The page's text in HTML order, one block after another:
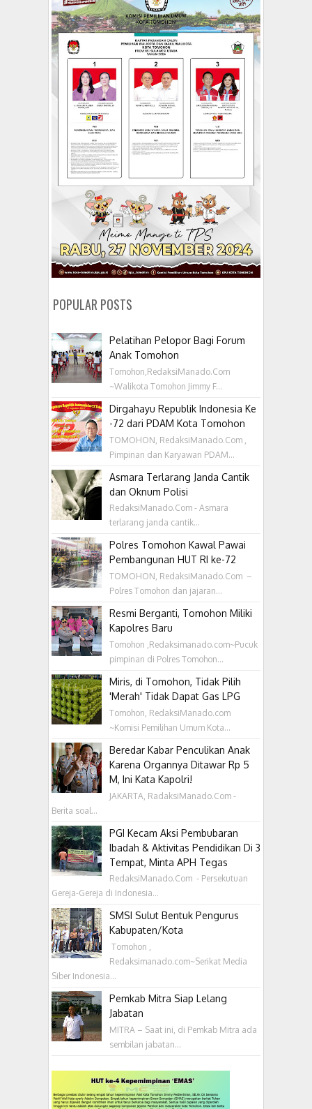
POPULAR POSTS
Pelatihan Pelopor Bagi Forum
Anak Tomohon
Tomohon,RedaksiManado.Com
~Walikota Tomohon Jimmy F...
Dirgahayu Republik Indonesia Ke
-72 dari PDAM Kota Tomohon
TOMOHON, RedaksiManado.Com ,
Pimpinan dan Karyawan PDAM...
Asmara Terlarang Janda Cantik
dan Oknum Polisi
RedaksiManado.Com - Asmara
terlarang janda cantik...
Polres Tomohon Kawal Pawai
Pembangunan HUT RI ke-72
TOMOHON, RedaksiManado.Com –
Polres Tomohon dan jajaran...
Resmi Berganti, Tomohon Miliki
Kapolres Baru
Tomohon ,Redaksimanado.com~Pucuk
pimpinan di Polres Tomohon...
Miris, di Tomohon, Tidak Pilih
'Merah' Tidak Dapat Gas LPG
Tomohon, RedaksiManado.com
~Komisi Pemilihan Umum Kota...
Beredar Kabar Penculikan Anak
Karena Organnya Ditawar Rp 5
M, Ini Kata Kapolri!
JAKARTA, RadaksiManado.Com -
Berita soal...
PGI Kecam Aksi Pembubaran
Ibadah & Aktivitas Pendidikan Di 3
Tempat, Minta APH Tegas
RedaksiManado.Com - Persekutuan
Gereja-Gereja di Indonesia...
SMSI Sulut Bentuk Pengurus
Kabupaten/Kota
‎ Tomohon ,
Redaksimanado.com~Serikat Media
Siber Indonesia...
Pemkab Mitra Siap Lelang
Jabatan
MITRA – Saat ini, di Pemkab Mitra ada
sembilan jabatan...